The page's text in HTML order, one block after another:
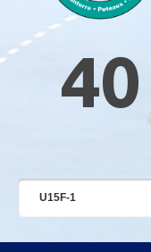
40
U15F-1